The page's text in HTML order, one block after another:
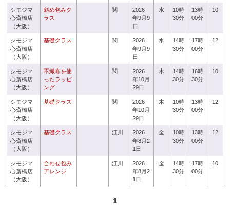
シモジマ
心斎橋店
（大阪）
斜め包みク
ラス
関
2026
年9月9
日
水
10時
30分
13時
00分
10
シモジマ
心斎橋店
（大阪）
基礎クラス 関
2026
年9月9
日
水
14時
30分
17時
00分
12
シモジマ
心斎橋店
（大阪）
不織布を使
ったラッピ
ング
関
2026
年10月
29日
木
14時
30分
16時
30分
10
シモジマ
心斎橋店
（大阪）
基礎クラス 関
2026
年10月
29日
木
10時
30分
13時
00分
12
シモジマ
心斎橋店
（大阪）
基礎クラス 江川
2026
年8月2
1日
金
10時
30分
13時
00分
12
シモジマ
心斎橋店
（大阪）
合わせ包み
アレンジ
江川
2026
年8月2
1日
金
14時
30分
17時
00分
10
1